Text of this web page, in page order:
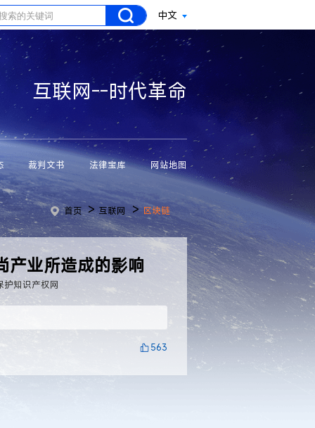
中文
互联网--时代革命
裁判文书 法律宝库 网站地图
首页 >互联网 >区块链
产业所造成的影响
护知识产权网
563